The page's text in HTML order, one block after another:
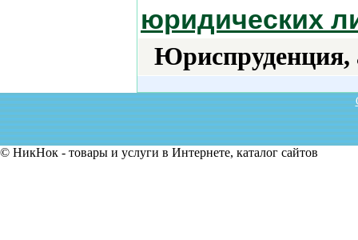
юридических
Юриспруденция,
© НикНок - товары и услуги в Интернете, каталог сайтов